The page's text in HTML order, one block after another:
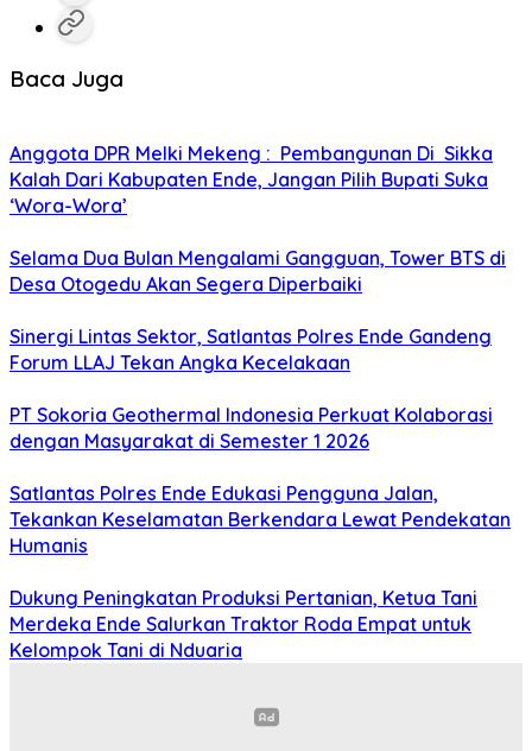
Baca Juga
Anggota DPR Melki Mekeng : Pembangunan Di Sikka
Kalah Dari Kabupaten Ende, Jangan Pilih Bupati Suka
‘Wora-Wora’
Selama Dua Bulan Mengalami Gangguan, Tower BTS di
Desa Otogedu Akan Segera Diperbaiki
Sinergi Lintas Sektor, Satlantas Polres Ende Gandeng
Forum LLAJ Tekan Angka Kecelakaan
PT Sokoria Geothermal Indonesia Perkuat Kolaborasi
dengan Masyarakat di Semester 1 2026
Satlantas Polres Ende Edukasi Pengguna Jalan,
Tekankan Keselamatan Berkendara Lewat Pendekatan
Humanis
Dukung Peningkatan Produksi Pertanian, Ketua Tani
Merdeka Ende Salurkan Traktor Roda Empat untuk
Kelompok Tani di Nduaria